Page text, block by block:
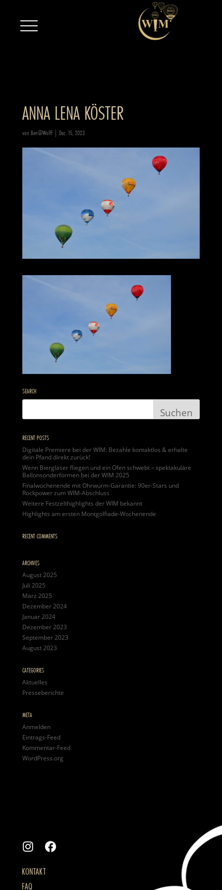
ANNA LENA KÖSTER
von Ben@Wolff| Dez. 15, 2023
SEARCH
RECENT POSTS
Digitale Premiere bei der WIM: Bezahle kontaktlos & erhalte
dein Pfand direkt zurück!
Wenn Biergläser fliegen und ein Ofen schwebt – spektakuläre
Ballonsonderformen bei der WIM 2025
Finalwochenende mit Ohrwurm-Garantie: 90er-Stars und
Rockpower zum WIM-Abschluss
Weitere Festzelthighlights der WIM bekannt
Highlights am ersten Montgolfiade-Wochenende
RECENT COMMENTS
ARCHIVES
August 2025
Juli 2025
März 2025
Dezember 2024
Januar 2024
Dezember 2023
September 2023
August 2023
CATEGORIES
Aktuelles
Presseberichte
META
Anmelden
Eintrags-Feed
Kommentar-Feed
WordPress.org
KONTAKT
FAQ